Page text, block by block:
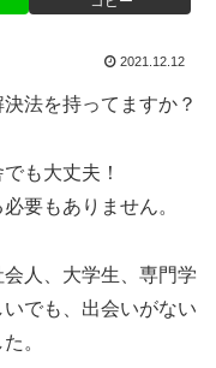
2021.12.12
法を持ってますか？
も大丈夫！
要もありません。
人、大学生、専門学
でも、出会いがない
。